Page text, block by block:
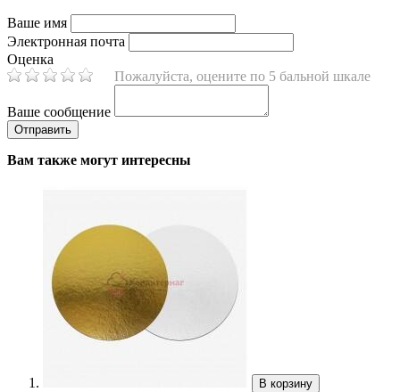
Ваше имя
Электронная почта
Оценка
Пожалуйста, оцените по 5 бальной шкале
Ваше сообщение
Вам также могут интересны
В корзину